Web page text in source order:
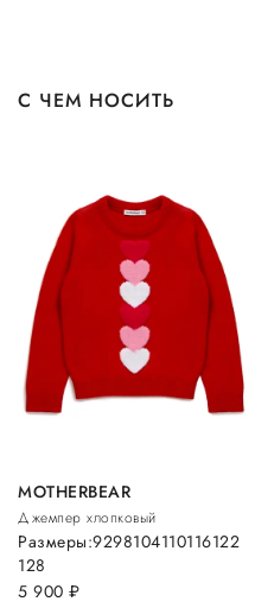
С ЧЕМ НОСИТЬ
MOTHERBEAR
Джемпер хлопковый
5 900 руб.
Размеры:9298104110116122
128